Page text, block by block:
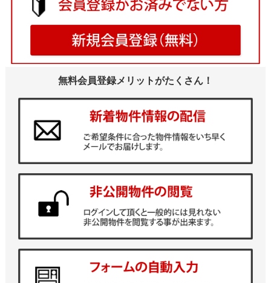
無料会員登録メリットがたくさん！